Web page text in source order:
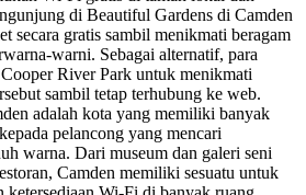
di Beautiful Gardens di Camden
secara gratis sambil menikmati beragam
warni. Sebagai alternatif, para
River Park untuk menikmati
sambil tetap terhubung ke web.
adalah kota yang memiliki banyak
pelancong yang mencari
warna. Dari museum dan galeri seni
Camden memiliki sesuatu untuk